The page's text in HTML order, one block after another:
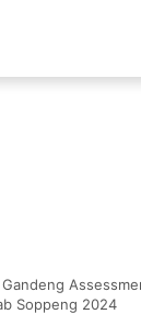
Gandeng
Soppeng 2024